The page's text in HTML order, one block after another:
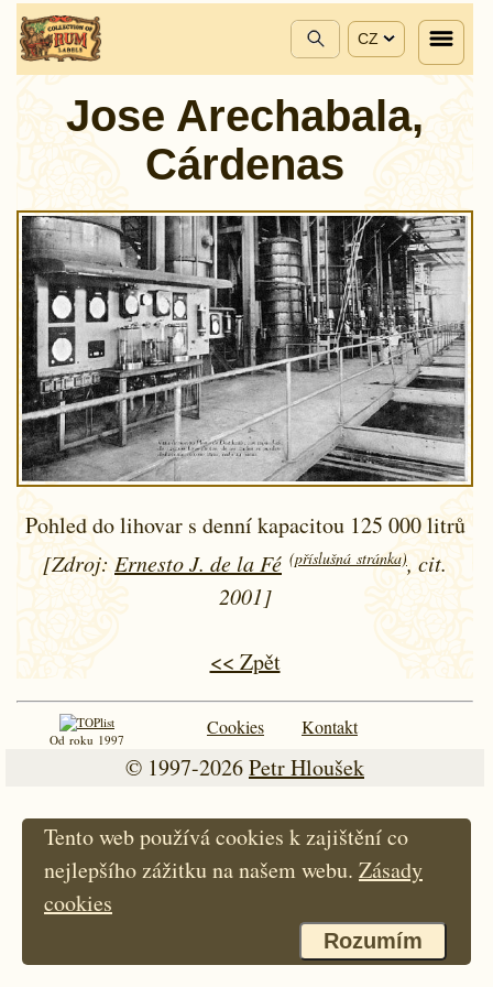
CZ
Jose Arechabala,
Cárdenas
Pohled do lihovar s denní kapacitou 125 000 litrů
[Zdroj: Ernesto J. de la Fé (příslušná stránka), cit.
2001]
<< Zpět
Od roku 1997
Cookies Kontakt
© 1997-2026Petr Hloušek
Tento web používá cookies k zajištění co
nejlepšího zážitku na našem webu. Zásady
cookies
Rozumím